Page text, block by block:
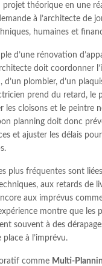
théorique en une
à l’architecte de
humaines et
d’une rénovation
doit coordonner
d’un plombier, d’un
prend du retard, le
les cloisons et le peintre
planning doit donc
et ajuster les délais
plus fréquentes sont
aux retards de
aux imprévus
montre que les
souvent à des
place à l’imprévu.
comme Multi-